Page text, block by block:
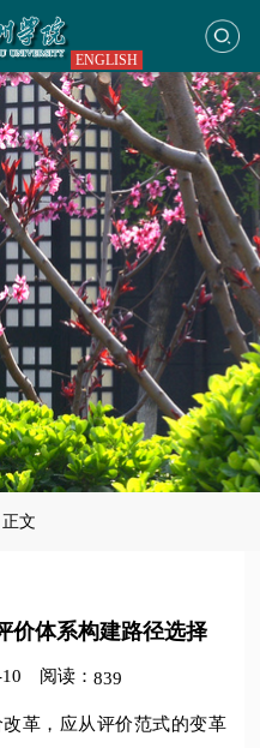
ENGLISH
正文
价体系构建路径选择
阅读： 839
革，应从评价范式的变革